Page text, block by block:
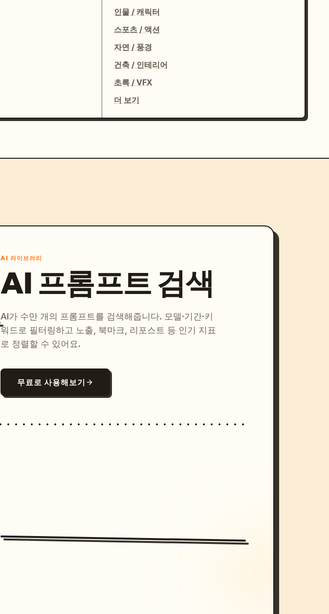
인물 / 캐릭터
스포츠 / 액션
자연 / 풍경
건축 / 인테리어
초록 / VFX
더 보기
AI 라이브러리
AI 프롬프트 검색
AI가 수만 개의 프롬프트를 검색해줍니다. 모델·기간·키
워드로 필터링하고 노출, 북마크, 리포스트 등 인기 지표
로 정렬할 수 있어요.
무료로 사용해보기